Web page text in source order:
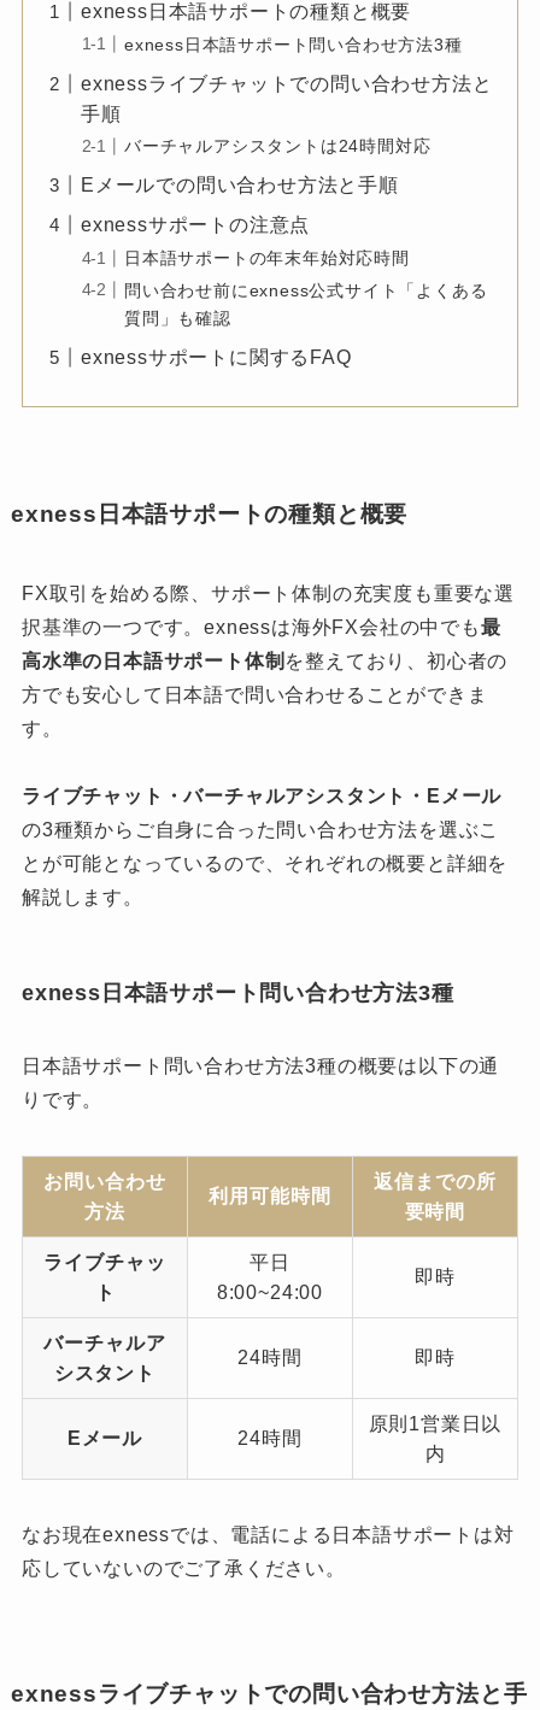
exness日本語サポートの種類と概要
exness日本語サポート問い合わせ方法3種
exnessライブチャットでの問い合わせ方法と
手順
バーチャルアシスタントは24時間対応
Eメールでの問い合わせ方法と手順
exnessサポートの注意点
日本語サポートの年末年始対応時間
問い合わせ前にexness公式サイト「よくある
質問」も確認
exnessサポートに関するFAQ
exness日本語サポートの種類と概要
FX取引を始める際、サポート体制の充実度も重要な選
択基準の一つです。exnessは海外FX会社の中でも最
高水準の日本語サポート体制 を整えており、初心者の
方でも安心して日本語で問い合わせることができま
す。
ライブチャット・バーチャルアシスタント・Eメール
の3種類からご自身に合った問い合わせ方法を選ぶこ
とが可能となっているので、それぞれの概要と詳細を
解説します。
exness日本語サポート問い合わせ方法3種
日本語サポート問い合わせ方法3種の概要は以下の通
りです。
お問い合わせ
方法
利用可能時間
返信までの所
要時間
ライブチャッ
ト
平日
8:00~24:00
即時
バーチャルア
シスタント
24時間 即時
Eメール 24時間
原則1営業日以
内
なお現在exnessでは、電話による日本語サポートは対
応していないのでご了承ください。
exnessライブチャットでの問い合わせ方法と手